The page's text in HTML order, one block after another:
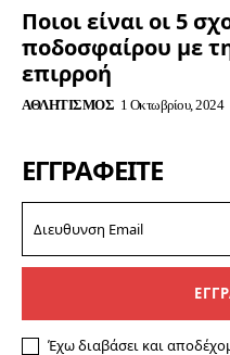
Ποιοι είναι οι 5
ποδοσφαίρου με
επιρροή
ΑΘΛΗΤΙΣΜΌΣ 1 Οκτωβρίου, 2024
ΕΓΓΡΑΦΕΊΤΕ
Έχω διαβάσει και